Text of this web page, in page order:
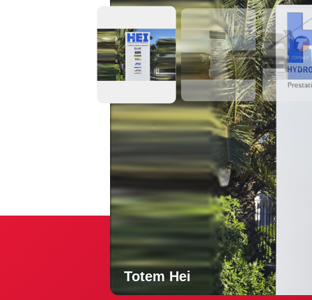
Totem Hei
Totem Passage à l’art
Prêt à